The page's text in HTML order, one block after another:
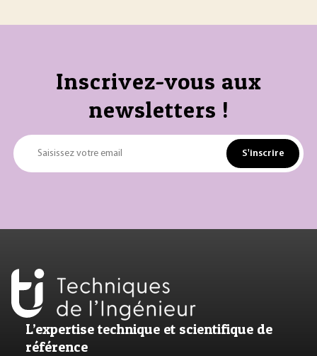
Inscrivez-vous aux
newsletters !
Saisissez votre email S'inscrire
L’expertise technique et scientifique de
référence